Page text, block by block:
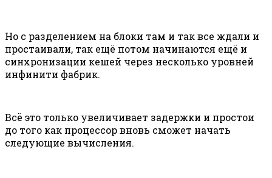
Но с разделением на блоки там и так все ждали и
простаивали, так ещё потом начинаются ещё и
синхронизации кешей через несколько уровней
инфинити фабрик.
Всё это только увеличивает задержки и простои
до того как процессор вновь сможет начать
следующие вычисления.